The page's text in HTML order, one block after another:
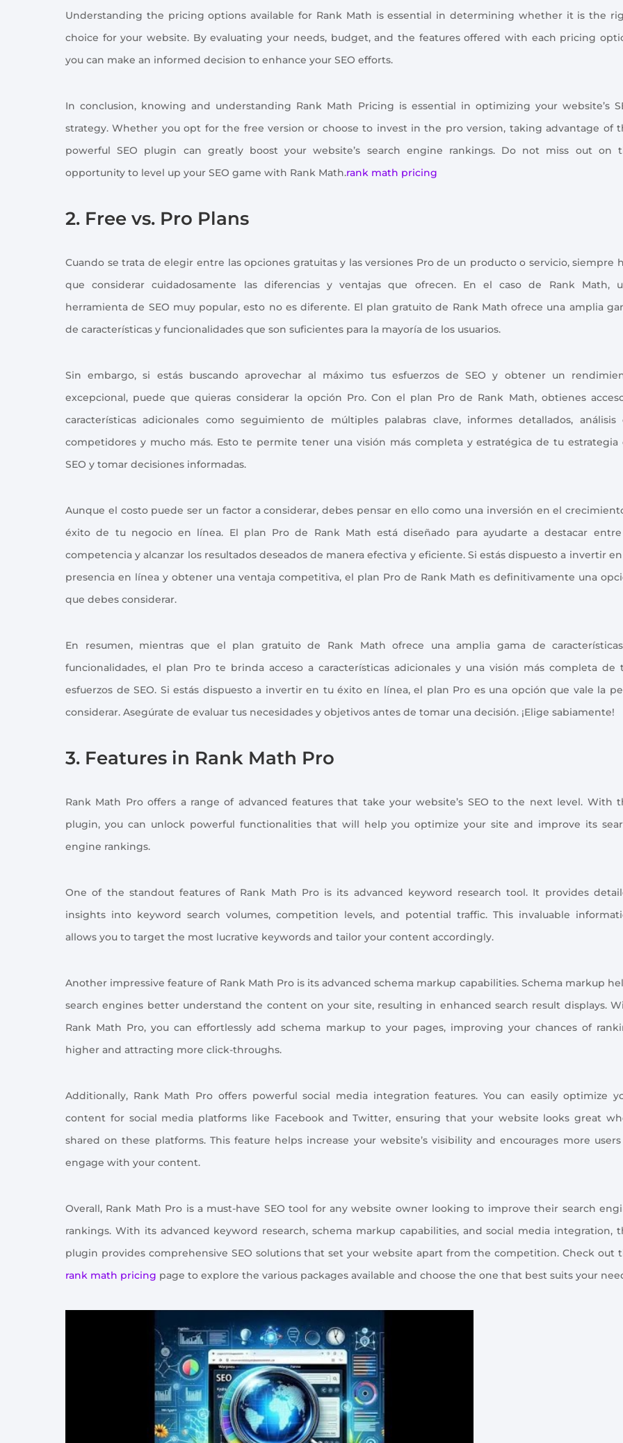
Understanding the pricing options available for Rank Math is essential in determining whether it is the
choice for your website. By evaluating your needs, budget, and the features offered with each pricing
you can make an informed decision to enhance your SEO efforts.
In conclusion, knowing and understanding Rank Math Pricing is essential in optimizing your website’s
strategy. Whether you opt for the free version or choose to invest in the pro version, taking advantage of
powerful SEO plugin can greatly boost your website’s search engine rankings. Do not miss out on
opportunity to level up your SEO game with Rank Math.rank math pricing
2. Free vs. Pro Plans
Cuando se trata de elegir entre las opciones gratuitas y las versiones Pro de un producto o servicio, siempre
que considerar cuidadosamente las diferencias y ventajas que ofrecen. En el caso de Rank Math,
herramienta de SEO muy popular, esto no es diferente. El plan gratuito de Rank Math ofrece una amplia
de características y funcionalidades que son suficientes para la mayoría de los usuarios.
Sin embargo, si estás buscando aprovechar al máximo tus esfuerzos de SEO y obtener un
excepcional, puede que quieras considerar la opción Pro. Con el plan Pro de Rank Math, obtienes
características adicionales como seguimiento de múltiples palabras clave, informes detallados, análisis
competidores y mucho más. Esto te permite tener una visión más completa y estratégica de tu estrategia
SEO y tomar decisiones informadas.
Aunque el costo puede ser un factor a considerar, debes pensar en ello como una inversión en el
éxito de tu negocio en línea. El plan Pro de Rank Math está diseñado para ayudarte a destacar
competencia y alcanzar los resultados deseados de manera efectiva y eficiente. Si estás dispuesto a invertir
presencia en línea y obtener una ventaja competitiva, el plan Pro de Rank Math es definitivamente una
que debes considerar.
En resumen, mientras que el plan gratuito de Rank Math ofrece una amplia gama de
funcionalidades, el plan Pro te brinda acceso a características adicionales y una visión más completa de
esfuerzos de SEO. Si estás dispuesto a invertir en tu éxito en línea, el plan Pro es una opción que vale la
considerar. Asegúrate de evaluar tus necesidades y objetivos antes de tomar una decisión. ¡Elige sabiamente!
3. Features in Rank Math Pro
Rank Math Pro offers a range of advanced features that take your website’s SEO to the next level. With
plugin, you can unlock powerful functionalities that will help you optimize your site and improve its
engine rankings.
One of the standout features of Rank Math Pro is its advanced keyword research tool. It provides
insights into keyword search volumes, competition levels, and potential traffic. This invaluable
allows you to target the most lucrative keywords and tailor your content accordingly.
Another impressive feature of Rank Math Pro is its advanced schema markup capabilities. Schema markup
search engines better understand the content on your site, resulting in enhanced search result displays.
Rank Math Pro, you can effortlessly add schema markup to your pages, improving your chances of
higher and attracting more click-throughs.
Additionally, Rank Math Pro offers powerful social media integration features. You can easily optimize
content for social media platforms like Facebook and Twitter, ensuring that your website looks great
shared on these platforms. This feature helps increase your website’s visibility and encourages more
engage with your content.
Overall, Rank Math Pro is a must-have SEO tool for any website owner looking to improve their search
rankings. With its advanced keyword research, schema markup capabilities, and social media integration,
plugin provides comprehensive SEO solutions that set your website apart from the competition. Check out
rank math pricing page to explore the various packages available and choose the one that best suits your